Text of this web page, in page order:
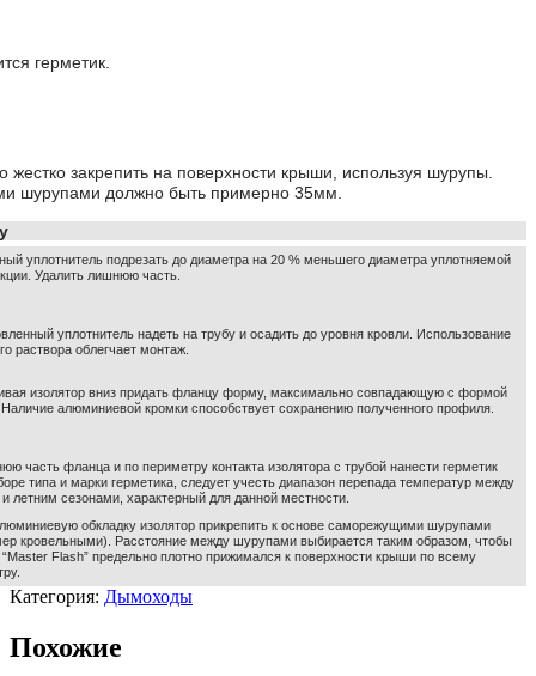
герметик.
жестко закрепить на поверхности крыши, используя шурупы.
шурупами должно быть примерно 35мм.
уплотнитель подрезать до диаметра на 20 % меньшего диаметра уплотняемой
Удалить лишнюю часть.
уплотнитель надеть на трубу и осадить до уровня кровли. Использование
раствора облегчает монтаж.
изолятор вниз придать фланцу форму, максимально совпадающую с формой
алюминиевой кромки способствует сохранению полученного профиля.
часть фланца и по периметру контакта изолятора с трубой нанести герметик
типа и марки герметика, следует учесть диапазон перепада температур между
летним сезонами, характерный для данной местности.
обкладку изолятор прикрепить к основе саморежущими шурупами
кровельными). Расстояние между шурупами выбирается таким образом, чтобы
Flash” предельно плотно прижимался к поверхности крыши по всему
Категория: Дымоходы
Похожие